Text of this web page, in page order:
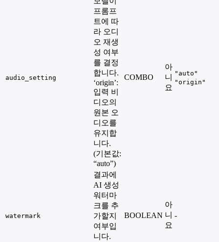
audio_setting
프롬프
트에 따
라 오디
오 재생
성 여부
를 결정
합니다.
‘origin’:
입력 비
디오의
원본 오
디오를
유지합
니다.
(기본값:
“auto”)
COMBO
아
니
요
"auto"
"origin"
watermark
결과에
AI 생성
워터마
크를 추
가할지
여부입
니다.
BOOLEAN
아
니
요
-